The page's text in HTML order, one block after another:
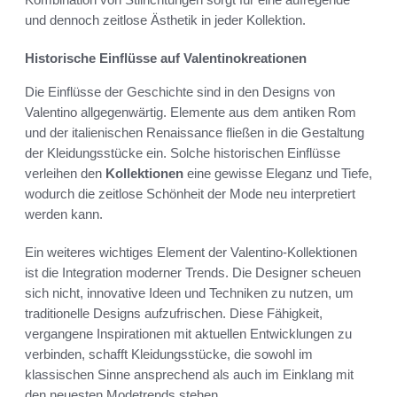
und dennoch zeitlose Ästhetik in jeder Kollektion.
Historische Einflüsse auf Valentinokreationen
Die Einflüsse der Geschichte sind in den Designs von
Valentino allgegenwärtig. Elemente aus dem antiken Rom
und der italienischen Renaissance fließen in die Gestaltung
der Kleidungsstücke ein. Solche historischen Einflüsse
verleihen den Kollektionen eine gewisse Eleganz und Tiefe,
wodurch die zeitlose Schönheit der Mode neu interpretiert
werden kann.
Ein weiteres wichtiges Element der Valentino-Kollektionen
ist die Integration moderner Trends. Die Designer scheuen
sich nicht, innovative Ideen und Techniken zu nutzen, um
traditionelle Designs aufzufrischen. Diese Fähigkeit,
vergangene Inspirationen mit aktuellen Entwicklungen zu
verbinden, schafft Kleidungsstücke, die sowohl im
klassischen Sinne ansprechend als auch im Einklang mit